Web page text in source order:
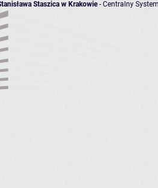
Staszica w Krakowie- Centralny